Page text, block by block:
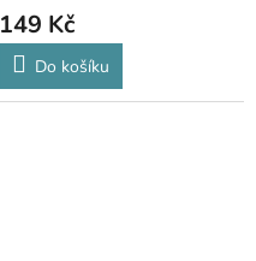
149 Kč
Do košíku